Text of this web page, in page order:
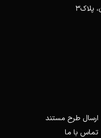
پلاک3
ارسال طرح مستند
تماس با ما